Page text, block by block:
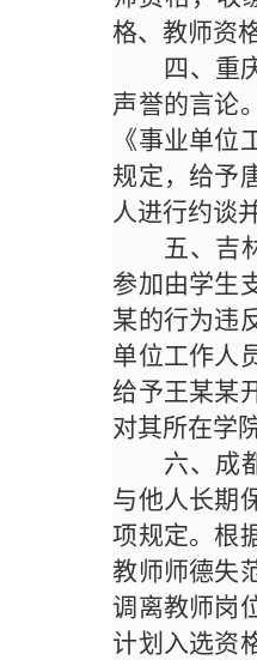
格、教师资
四、重
声誉的言论
《事业单
规定，给予
人进行约谈
五、吉
参加由学生
某的行为违
单位工作人
给予王某某
对其所在学
六、成
与他人长期
项规定。根
教师师德失
调离教师岗
计划入选资